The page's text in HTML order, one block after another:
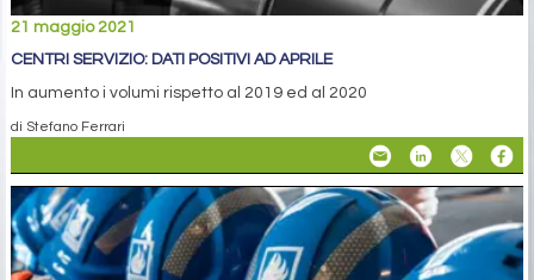
21 maggio 2021
CENTRI SERVIZIO: DATI POSITIVI AD APRILE
In aumento i volumi rispetto al 2019 ed al 2020
di Stefano Ferrari